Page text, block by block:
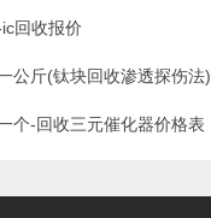
回收报价
公斤(钛块回收渗透探伤法)
个-回收三元催化器价格表